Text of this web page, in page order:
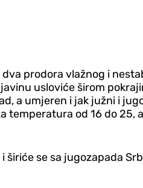
prodora vlažnog i
usloviće širom
a umjeren i jak južni i
od 16 do
se sa jugozapada